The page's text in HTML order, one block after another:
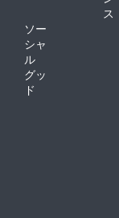
ス
ソー
シャ
ル
グッ
ド